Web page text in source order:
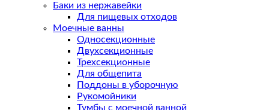
Баки из нержавейки
Для пищевых отходов
Моечные ванны
Односекционные
Двухсекционные
Трехсекционные
Для общепита
Поддоны в уборочную
Рукомойники
Тумбы с моечной ванной